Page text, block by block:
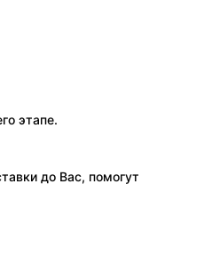
этапе.
до Вас, помогут